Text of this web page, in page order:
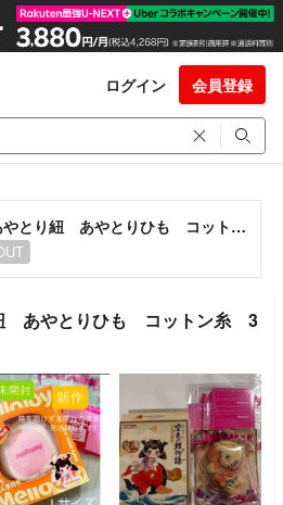
ログイン 会員登録
【No.467】あやとり紐 あやとりひも コットン糸 3本セット
紐 あやとりひも コットン糸 3